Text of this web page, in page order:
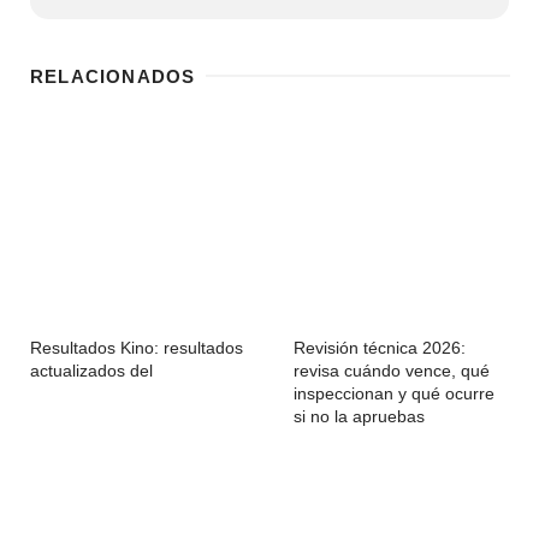
RELACIONADOS
Resultados Kino: resultados
actualizados del
Revisión técnica 2026:
revisa cuándo vence, qué
inspeccionan y qué ocurre
si no la apruebas